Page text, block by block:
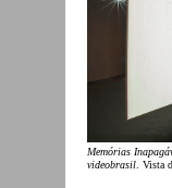
Memórias
videobrasil. Vista